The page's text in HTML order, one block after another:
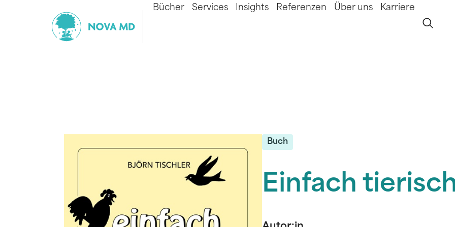
Bücher Services Insights Referenzen Über uns Karriere
Buch
Einfach